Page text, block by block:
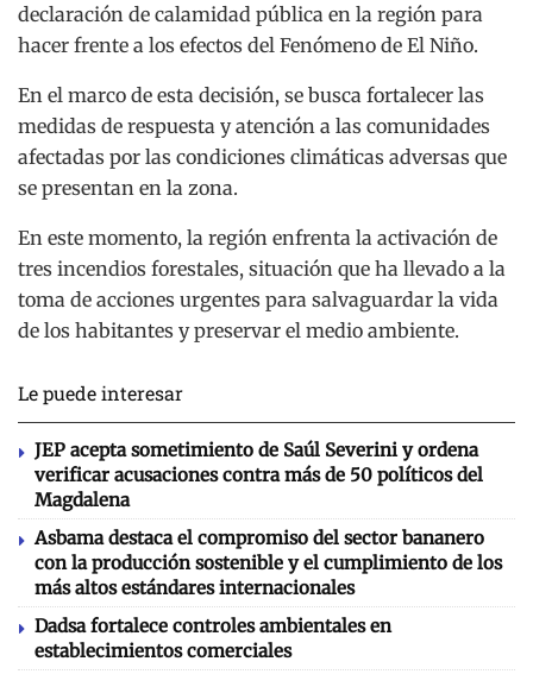
declaración de calamidad pública en la región para
hacer frente a los efectos del Fenómeno de El Niño.
En el marco de esta decisión, se busca fortalecer las
medidas de respuesta y atención a las comunidades
afectadas por las condiciones climáticas adversas que
se presentan en la zona.
En este momento, la región enfrenta la activación de
tres incendios forestales, situación que ha llevado a la
toma de acciones urgentes para salvaguardar la vida
de los habitantes y preservar el medio ambiente.
Le puede interesar
JEP acepta sometimiento de Saúl Severini y ordena
verificar acusaciones contra más de 50 políticos del
Magdalena
Asbama destaca el compromiso del sector bananero
con la producción sostenible y el cumplimiento de los
más altos estándares internacionales
Dadsa fortalece controles ambientales en
establecimientos comerciales